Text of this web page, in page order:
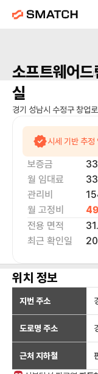
소프트웨어드
실
경기 성남시 수정구 창
시세 기반 추정
보증금
월 임대료
관리비
월 고정비
전용 면적
최근 확인일
위치 정보
지번 주소
도로명 주소
근처 지하철